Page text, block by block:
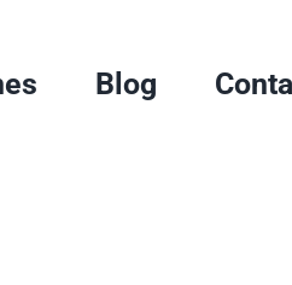
Blog